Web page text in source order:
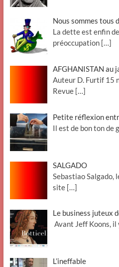
Nous sommes tous
La dette est enfin
préoccupation […]
AFGHANISTAN au
Auteur D. Furtif 15
Revue […]
Petite réflexion
Il est de bon ton de
SALGADO
Sebastiao Salgado,
site […]
Le business juteux
Avant Jeff Koons,
L’ineffable